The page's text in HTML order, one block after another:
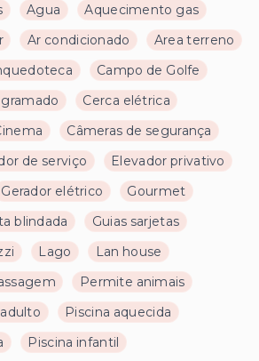
Agua
Aquecimento gas
Ar condicionado
Area terreno
Campo de Golfe
Cerca elétrica
Câmeras de segurança
de serviço
Elevador privativo
Gerador elétrico
Gourmet
blindada
Guias sarjetas
Lago
Lan house
Permite animais
Piscina aquecida
Piscina infantil